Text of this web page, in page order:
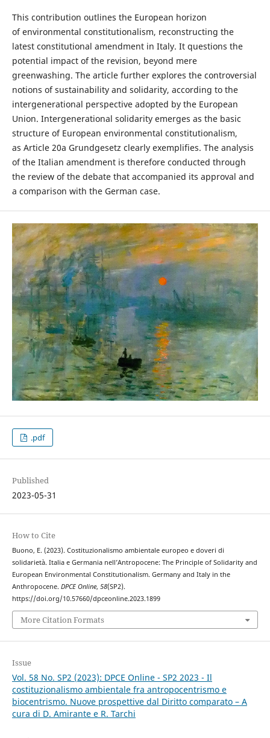
This contribution outlines the European horizon
of environmental constitutionalism, reconstructing the
latest constitutional amendment in Italy. It questions the
potential impact of the revision, beyond mere
greenwashing. The article further explores the controversial
notions of sustainability and solidarity, according to the
intergenerational perspective adopted by the European
Union. Intergenerational solidarity emerges as the basic
structure of European environmental constitutionalism,
as Article 20a Grundgesetz clearly exemplifies. The analysis
of the Italian amendment is therefore conducted through
the review of the debate that accompanied its approval and
a comparison with the German case.
.pdf
Published
2023-05-31
How to Cite
Buono, E. (2023). Costituzionalismo ambientale europeo e doveri di
solidarietà. Italia e Germania nell’Antropocene: The Principle of Solidarity and
European Environmental Constitutionalism. Germany and Italy in the
Anthropocene. DPCE Online, 58(SP2).
https://doi.org/10.57660/dpceonline.2023.1899
More Citation Formats
Issue
Vol. 58 No. SP2 (2023): DPCE Online - SP2 2023 - Il
costituzionalismo ambientale fra antropocentrismo e
biocentrismo. Nuove prospettive dal Diritto comparato – A
cura di D. Amirante e R. Tarchi